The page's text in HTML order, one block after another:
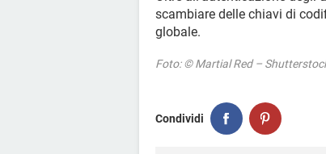
scambiare delle chiavi di
globale.
Foto: © Martial Red –
Condividi